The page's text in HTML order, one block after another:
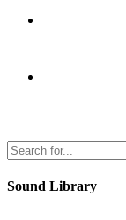
Sound Library